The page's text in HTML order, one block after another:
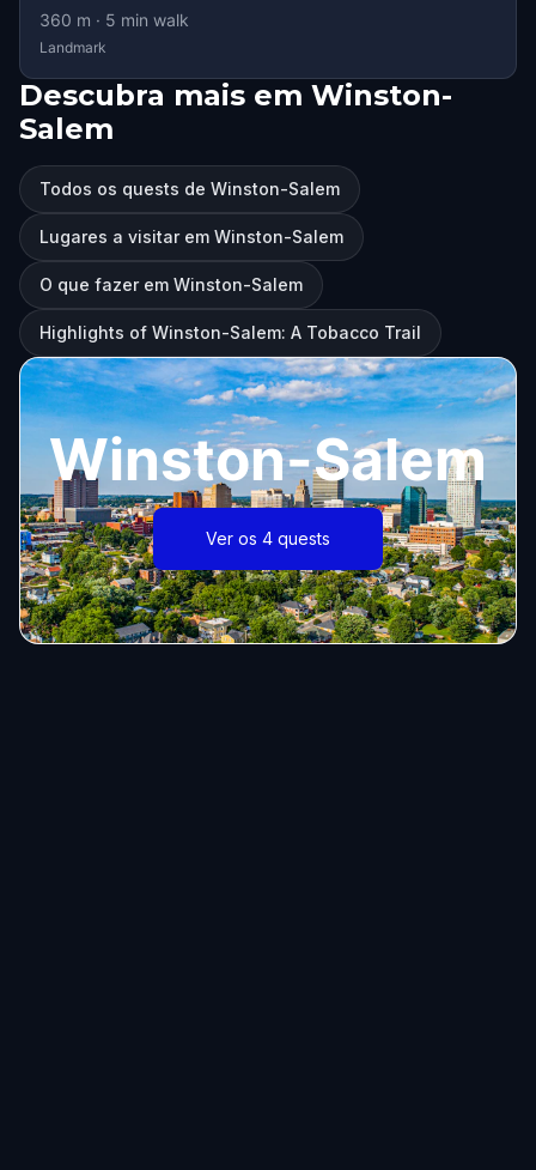
360 m · 5 min walk
Landmark
Descubra mais em Winston-
Salem
Todos os quests de Winston-Salem
Lugares a visitar em Winston-Salem
O que fazer em Winston-Salem
Highlights of Winston-Salem: A Tobacco Trail
Winston-Salem
Ver os 4 quests